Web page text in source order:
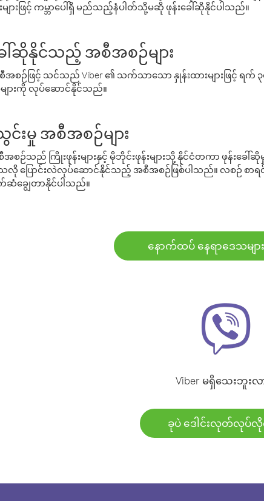
ားဖြင့် ကမ္ဘာပေါ်ရှိ မည်သည့်နံပါတ်သို့မဆို ဖုန်းခေါ်ဆိုနိုင်ပါသည်။
ါ်ဆိုနိုင်သည့် အစီအစဉ်များ
စီအစဉ်ဖြင့် သင်သည် Viber ၏ သက်သာသော နှုန်းထားများဖြင့်
ျားကို လုပ်ဆောင်နိုင်သည်။
းမှု အစီအစဉ်များ
စဉ်သည် ကြိုးဖုန်းများနှင့် မိုဘိုင်းဖုန်းများသို့ နိုင်ငံတကာ ဖုန်းခ
ပြောင်းလဲလုပ်ဆောင်နိုင်သည့် အစီအစဉ်ဖြစ်ပါသည်။ လစဉ် စာရ
က်ဆံချွေတာနိုင်ပါသည်။
နောက်ထပ် နေရာဒေသမျာ
Viber မရှိသေးဘူးလ
ခုပဲ ဒေါင်းလုတ်လုပ်လို